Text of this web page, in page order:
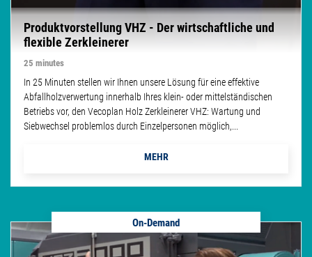
Produktvorstellung VHZ - Der wirtschaftliche und
flexible Zerkleinerer
25 minutes
In 25 Minuten stellen wir Ihnen unsere Lösung für eine effektive
Abfallholzverwertung innerhalb Ihres klein- oder mittelständischen
Betriebs vor, den Vecoplan Holz Zerkleinerer VHZ: Wartung und
Siebwechsel problemlos durch Einzelpersonen möglich,...
MEHR
On-Demand